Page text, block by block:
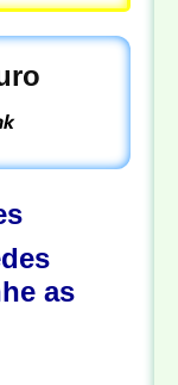
as